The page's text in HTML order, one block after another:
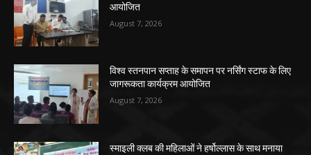
आयोजित
August 7, 2026
विश्व स्तनपान सप्ताह के समापन पर नर्सिंग स्टाफ के लिए
जागरूकता कार्यक्रम आयोजित
August 7, 2026
स्माइली क्लब की महिलाओं ने हर्षोल्लास के साथ मनाया